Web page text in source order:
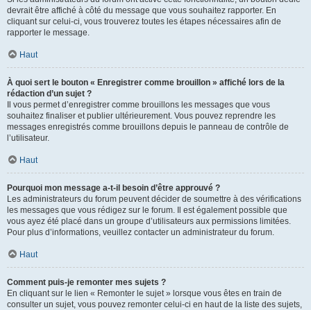
devrait être affiché à côté du message que vous souhaitez rapporter. En
cliquant sur celui-ci, vous trouverez toutes les étapes nécessaires afin de
rapporter le message.
Haut
À quoi sert le bouton « Enregistrer comme brouillon » affiché lors de la
rédaction d’un sujet ?
Il vous permet d’enregistrer comme brouillons les messages que vous
souhaitez finaliser et publier ultérieurement. Vous pouvez reprendre les
messages enregistrés comme brouillons depuis le panneau de contrôle de
l’utilisateur.
Haut
Pourquoi mon message a-t-il besoin d’être approuvé ?
Les administrateurs du forum peuvent décider de soumettre à des vérifications
les messages que vous rédigez sur le forum. Il est également possible que
vous ayez été placé dans un groupe d’utilisateurs aux permissions limitées.
Pour plus d’informations, veuillez contacter un administrateur du forum.
Haut
Comment puis-je remonter mes sujets ?
En cliquant sur le lien « Remonter le sujet » lorsque vous êtes en train de
consulter un sujet, vous pouvez remonter celui-ci en haut de la liste des sujets,